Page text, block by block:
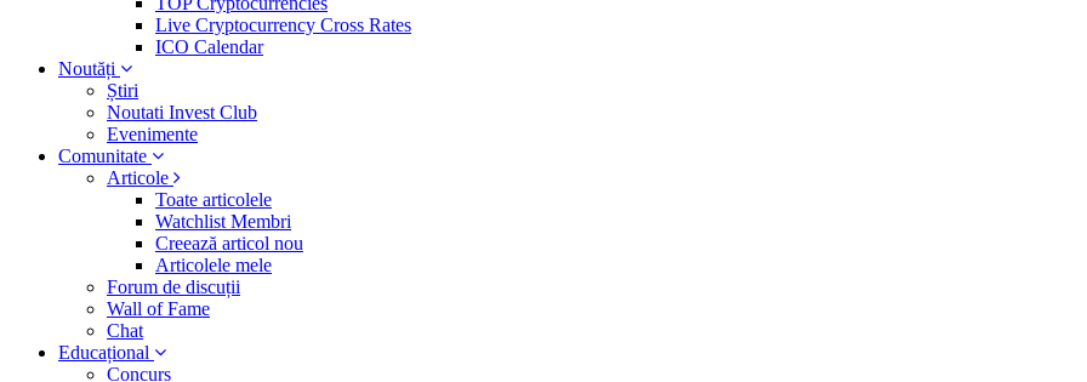
Live Cryptocurrency Cross Rates
ICO Calendar
Noutăți
Știri
Noutati Invest Club
Evenimente
Comunitate
Articole
Toate articolele
Watchlist Membri
Creează articol nou
Articolele mele
Forum de discuții
Wall of Fame
Chat
Educațional
Concurs